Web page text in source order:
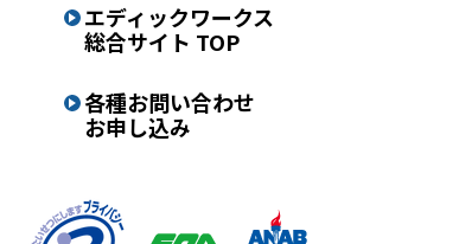
エディックワークス
総合サイト TOP
各種お問い合わせ
お申し込み